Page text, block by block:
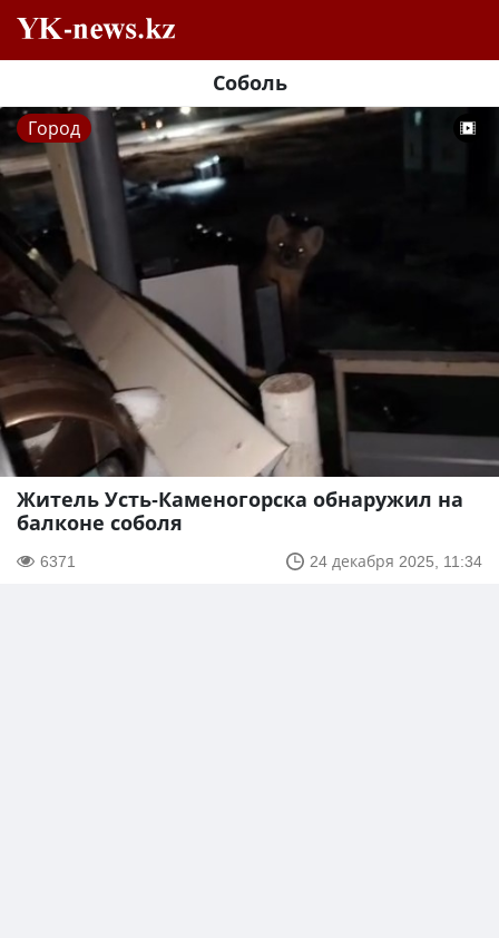
Соболь
Город
Житель Усть-Каменогорска обнаружил на
балконе соболя
6371 24 декабря 2025, 11:34